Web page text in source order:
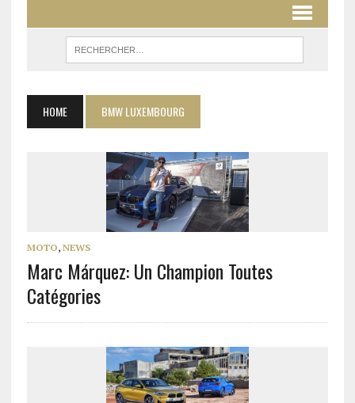
HOME BMW LUXEMBOURG
MOTO, NEWS
Marc Márquez: Un Champion Toutes
Catégories